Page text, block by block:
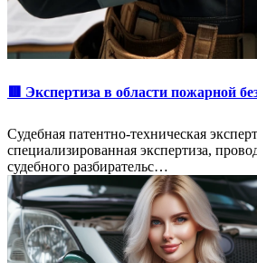
🟥 Экспертиза в области пожарной
Судебная патентно-техническая
специализированная экспертиза,
судебного разбирательс…